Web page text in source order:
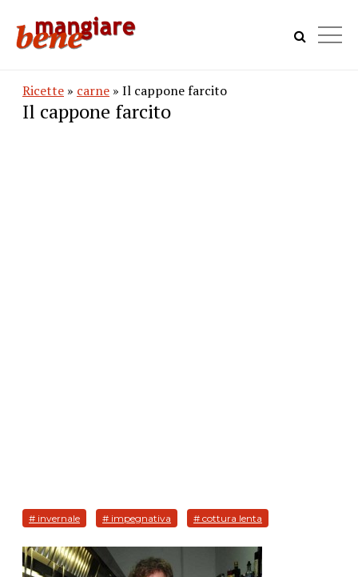
Ricette » carne » Il cappone farcito
Il cappone farcito
# invernale # impegnativa # cottura lenta